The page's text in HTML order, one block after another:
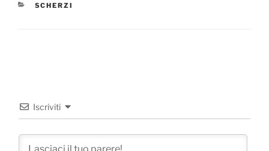
CATEGORIE
SCHERZI
Iscriviti